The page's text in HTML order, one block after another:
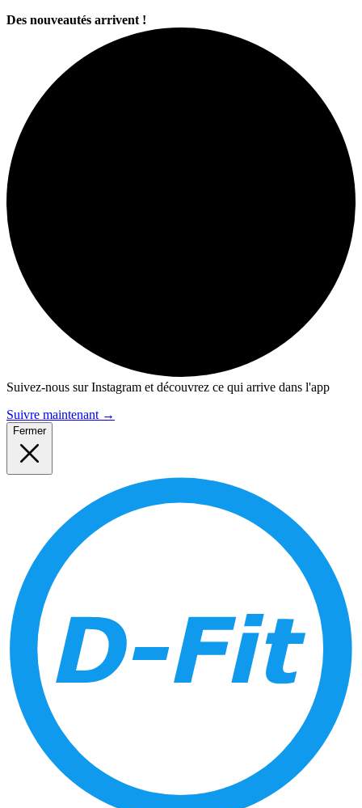
Des nouveautés arrivent !
Suivez-nous sur Instagram et découvrez ce qui arrive dans l'app
Suivre maintenant →
Fermer